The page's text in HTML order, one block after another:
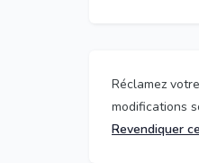
Réclamez
modifications
Revendiquer